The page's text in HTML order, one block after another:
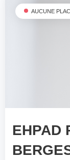
AUCUNE
EHPAD